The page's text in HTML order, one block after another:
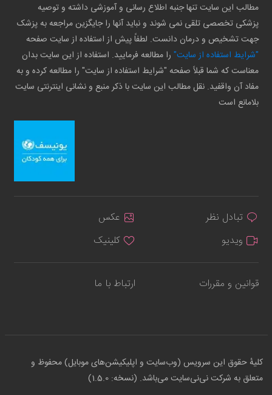
مطالب این سایت تنها جنبه اطلاع رسانی و آموزشی داشته و توصیه
پزشکی تخصصی تلقی نمی شوند و نباید آنها را جایگزین مراجعه به پزشک
جهت تشخیص و درمان دانست. لطفاً پیش از استفاده از سایت صفحه
"شرایط استفاده از سایت" را مطالعه فرمایید. استفاده از این سایت بدان
معناست که شما قبلاً صفحه "شرایط استفاده از سایت" را مطالعه کرده و به
مفاد آن واقفید. نقل مطالب این سایت با ذکر منبع و نشانی اینترنتی سایت
بلامانع است
تبادل نظر
عکس
ویدیو
کلینیک
قوانین و مقررات ارتباط با ما
کلیهٔ حقوق این سرویس (وب‌سایت و اپلیکیشن‌های موبایل) محفوظ و
متعلق به شرکت نی‌نی‌سایت می‌باشد. (نسخه: 1.5.0)